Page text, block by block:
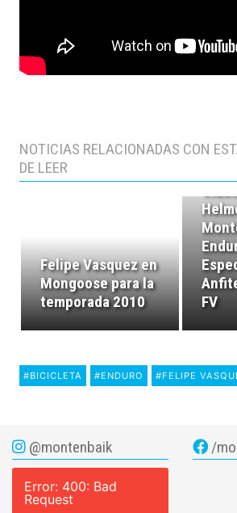
NOTICIAS RELACIONADAS CON
DE LEER
Felipe Vasquez en
Mongoose para la
temporada 2010
FV
#BICICLETA #ENDURO #FELIPE
@montenbaik
Error: 400: Bad
Request
/